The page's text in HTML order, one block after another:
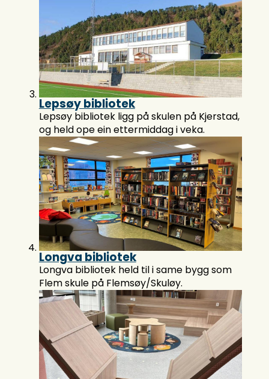
Lepsøy bibliotek
Lepsøy bibliotek ligg på skulen på Kjerstad,
og held ope ein ettermiddag i veka.
Longva bibliotek
Longva bibliotek held til i same bygg som
Flem skule på Flemsøy/Skuløy.